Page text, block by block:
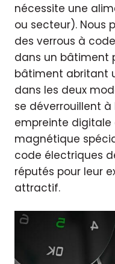
nécessite une
ou secteur). Nous
des verrous à
dans un bâtiment
bâtiment abritant
dans les deux
se déverrouillent à
empreinte digitale
magnétique
code électriques
réputés pour leur
attractif.